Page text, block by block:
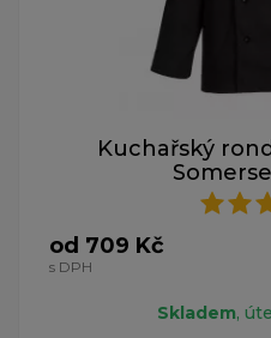
Kuchařský
od 709 Kč
s DPH
Skladem,